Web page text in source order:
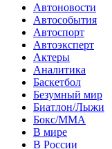
Автоновости
Автособытия
Автоспорт
Автоэксперт
Актеры
Аналитика
Баскетбол
Безумный мир
Биатлон/Лыжи
Бокс/MMA
В мире
В России